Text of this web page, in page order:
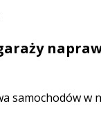
samochodów w